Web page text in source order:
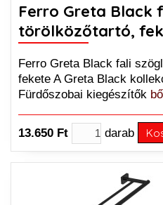
Ferro Greta Black
törölközőtartó,
Ferro Greta Black fali
fekete A Greta Black
Fürdőszobai kiegészítők
13.650 Ft darab